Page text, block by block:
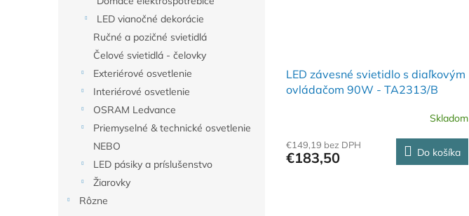
LED vianočné dekorácie
Ručné a pozičné svietidlá
Čelové svietidlá - čelovky
Exteriérové osvetlenie
Interiérové osvetlenie
OSRAM Ledvance
Priemyselné & technické osvetlenie
NEBO
LED pásiky a príslušenstvo
Žiarovky
Rôzne
LED závesné svietidlo s diaľkovým
ovládačom 90W - TA2313/B
Skladom
€149,19 bez DPH
€183,50 Do košíka